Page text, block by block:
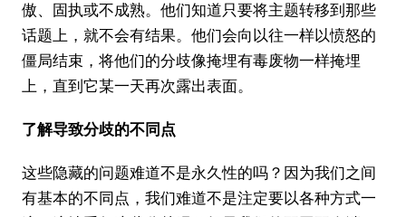
傲、固执或不成熟。他们知道只要将主题转移到那些
话题上，就不会有结果。他们会向以往一样以愤怒的
僵局结束，将他们的分歧像掩埋有毒废物一样掩埋
上，直到它某一天再次露出表面。
了解导致分歧的不同点
这些隐藏的问题难道不是永久性的吗？因为我们之间
有基本的不同点，我们难道不是注定要以各种方式一